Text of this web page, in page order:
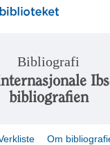
Bibliografi
bibliografien
Om